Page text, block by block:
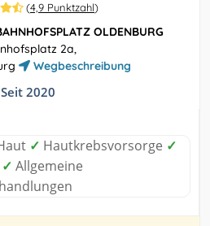
(4,9 Punktzahl)
OLDENBURG
2a,
Wegbeschreibung
Seit 2020
✓ Hautkrebsvorsorge ✓
✓ Allgemeine